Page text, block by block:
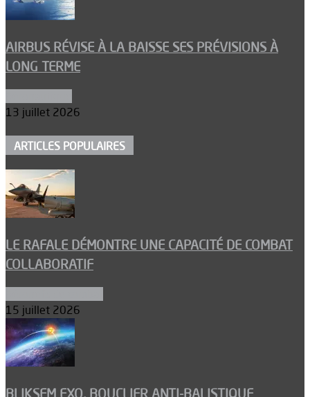
AIRBUS RÉVISE À LA BAISSE SES PRÉVISIONS À
LONG TERME
13 juillet 2026
ARTICLES POPULAIRES
LE RAFALE DÉMONTRE UNE CAPACITÉ DE COMBAT
COLLABORATIF
15 juillet 2026
BLIKSEM EXO, BOUCLIER ANTI-BALISTIQUE